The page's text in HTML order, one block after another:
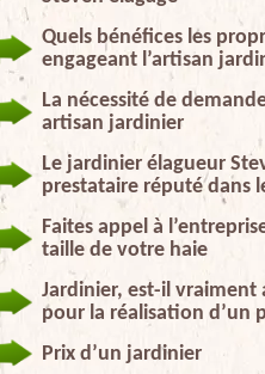
Quels bénéfices les
engageant l’artisan
La nécessité de
artisan jardinier
Le jardinier élagueur
prestataire réputé dans
Faites appel à
taille de votre haie
Jardinier, est-il vraiment
pour la réalisation d’un
Prix d’un jardinier